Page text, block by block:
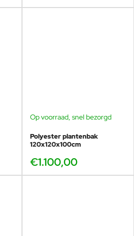
Op voorraad, snel bezorgd
Polyester plantenbak
120x120x100cm
€1.100,00